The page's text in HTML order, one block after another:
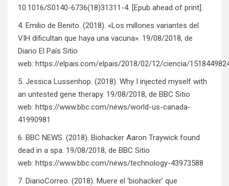
10.1016/S0140-6736(18)31311-4. [Epub ahead of print].
4. Emilio de Benito. (2018). «Los millones variantes del
VIH dificultan que haya una vacuna». 19/08/2018, de
Diario El País Sitio
web: https://elpais.com/elpais/2018/02/12/ciencia/
5. Jessica Lussenhop. (2018). Why I injected myself with
an untested gene therapy. 19/08/2018, de BBC Sitio
web: https://www.bbc.com/news/world-us-canada-
41990981
6. BBC NEWS. (2018). Biohacker Aaron Traywick found
dead in a spa. 19/08/2018, de BBC Sitio
web: https://www.bbc.com/news/technology-43973588
7. DiarioCorreo. (2018). ​Muere el ‘biohacker’ que